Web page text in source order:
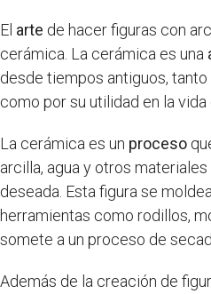
El arte de hacer figuras con
cerámica. La cerámica es una
desde tiempos antiguos, tanto
como por su utilidad en la vida
La cerámica es un proceso
arcilla, agua y otros
deseada. Esta figura se
herramientas como rodillos,
somete a un proceso de
Además de la creación de